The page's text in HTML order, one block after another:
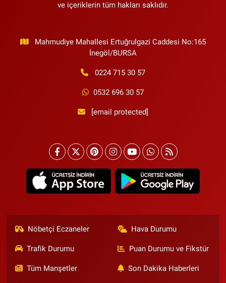
ve içeriklerin tüm hakları saklıdır.
Mahmudiye Mahallesi Ertuğrulgazi Caddesi No:165
İnegöl/BURSA
0224 715 30 57
0532 696 30 57
[email protected]
Nöbetçi Eczaneler Hava Durumu
Trafik Durumu Puan Durumu ve Fikstür
Tüm Manşetler Son Dakika Haberleri